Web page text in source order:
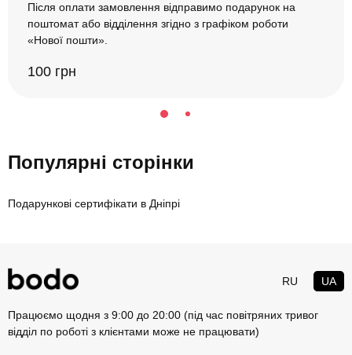
Після оплати замовлення відправимо подарунок на
поштомат або відділення згідно з графіком роботи
«Нової пошти».
100 грн
Популярні сторінки
Подарункові сертифікати в Дніпрі
RU UA
Працюємо щодня з 9:00 до 20:00 (під час повітряних тривог
відділ по роботі з клієнтами може не працювати)